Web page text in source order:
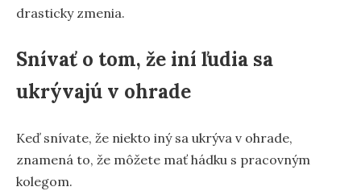
drasticky zmenia.
Snívať o tom, že iní ľudia sa
ukrývajú v ohrade
Keď snívate, že niekto iný sa ukrýva v ohrade,
znamená to, že môžete mať hádku s pracovným
kolegom.